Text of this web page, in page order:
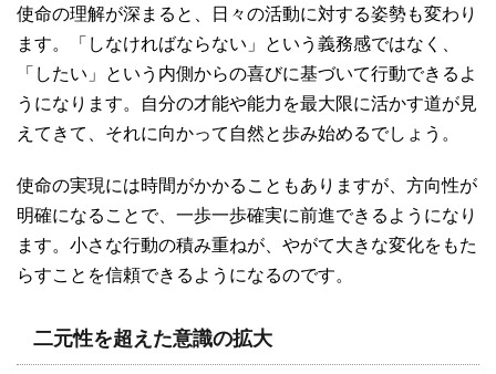
使命の理解が深まると、日々の活動に対する姿勢も変わり
ます。「しなければならない」という義務感ではなく、
「したい」という内側からの喜びに基づいて行動できるよ
うになります。自分の才能や能力を最大限に活かす道が見
えてきて、それに向かって自然と歩み始めるでしょう。
使命の実現には時間がかかることもありますが、方向性が
明確になることで、一歩一歩確実に前進できるようになり
ます。小さな行動の積み重ねが、やがて大きな変化をもた
らすことを信頼できるようになるのです。
二元性を超えた意識の拡大